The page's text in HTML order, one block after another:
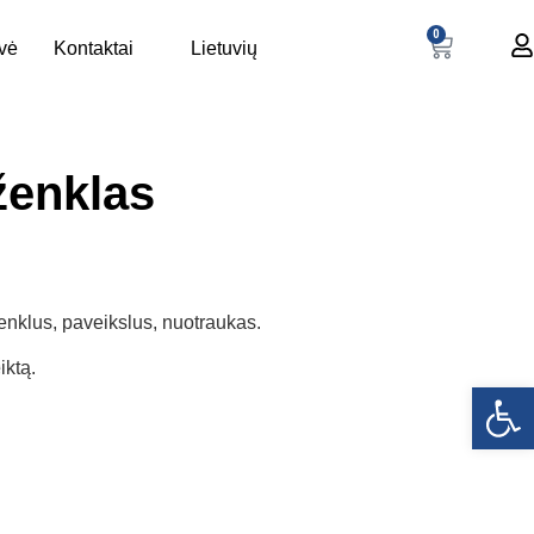
Kontaktai Lietuvių
0
paveikslus, nuotraukas.